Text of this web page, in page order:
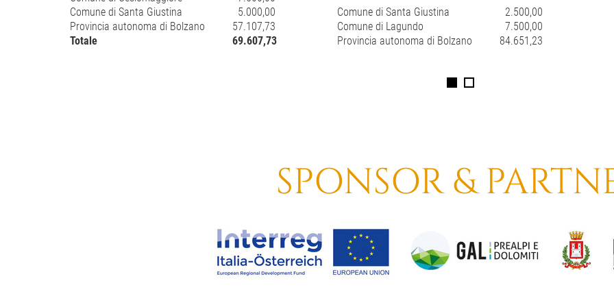
Comune di Santa Giustina
5.000,00
Provincia autonoma di Bolzano
57.107,73
Totale
69.607,73
Comune di Santa Giustina
2.500,00
Comune di Lagundo
7.500,00
Provincia autonoma di Bolzano
84.651,23
SPONSOR &